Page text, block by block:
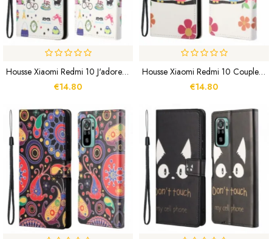
Housse Xiaomi Redmi 10 J'adore Paris À Lanière
€14.80
Housse Xiaomi Redmi 10 Couple De Hiboux À Lanière
€14.80